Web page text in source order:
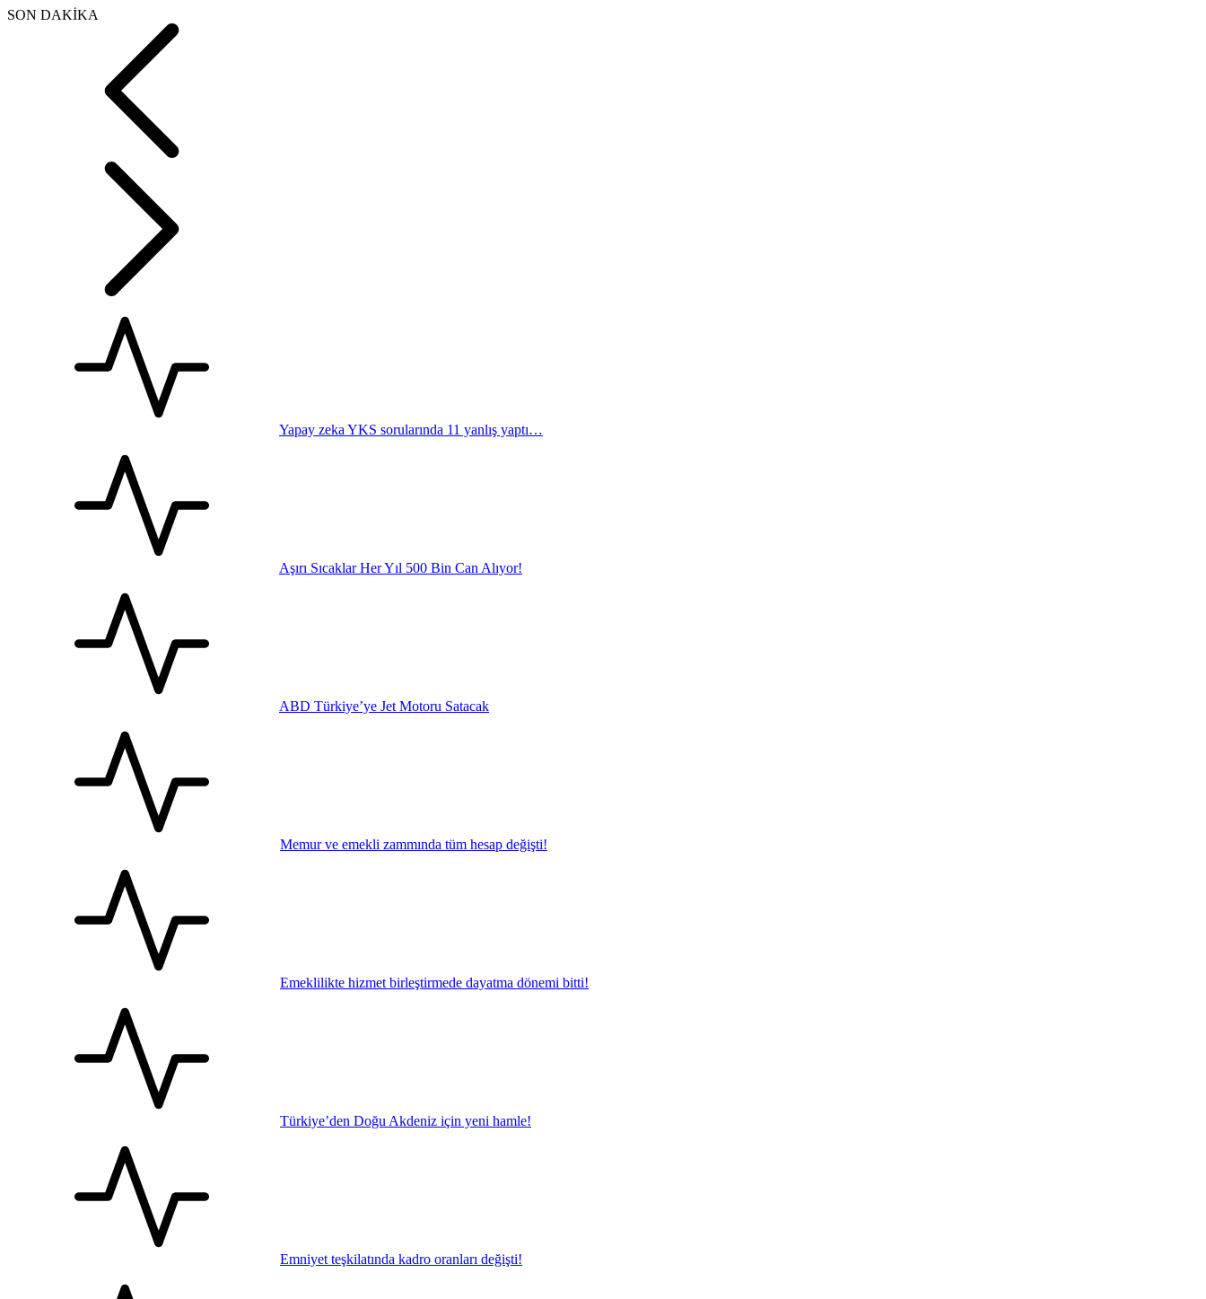
SON DAKİKA
Yapay zeka YKS sorularında 11 yanlış yaptı…
Aşırı Sıcaklar Her Yıl 500 Bin Can Alıyor!
ABD Türkiye’ye Jet Motoru Satacak
Memur ve emekli zammında tüm hesap değişti!
Emeklilikte hizmet birleştirmede dayatma dönemi bitti!
Türkiye’den Doğu Akdeniz için yeni hamle!
Emniyet teşkilatında kadro oranları değişti!